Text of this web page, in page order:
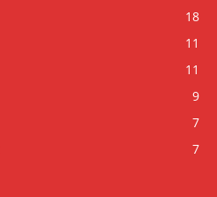
18
11
11
9
7
7